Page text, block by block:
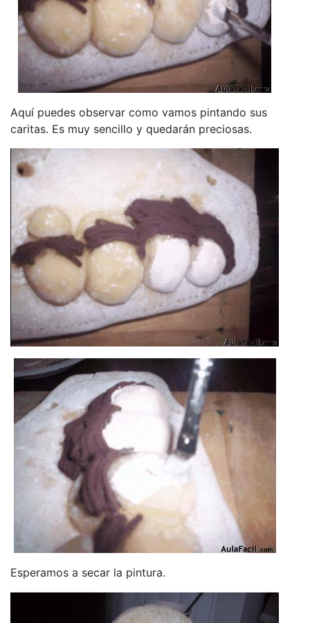
Aquí puedes observar como vamos pintando sus
caritas. Es muy sencillo y quedarán preciosas.
Esperamos a secar la pintura.